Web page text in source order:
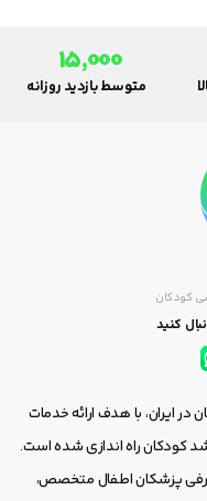
15,000
متوسط بازدید روزانه
کودکان
کنید
ایران، با هدف ارائه خدمات
کودکان راه اندازی شده است.
پزشکان اطفال متخصص،